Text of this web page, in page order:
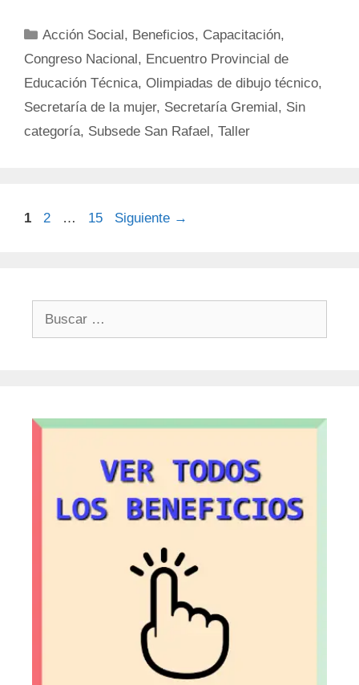
Categorías
Acción Social, Beneficios, Capacitación,
Congreso Nacional, Encuentro Provincial de
Educación Técnica, Olimpiadas de dibujo técnico,
Secretaría de la mujer, Secretaría Gremial, Sin
categoría, Subsede San Rafael, Taller
Página
1 Página
2 … Página
15 Siguiente →